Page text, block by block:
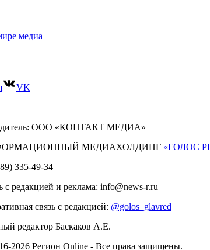
медиа
VK
ООО «КОНТАКТ МЕДИА»
МЕДИАХОЛДИНГ «ГОЛОС
335-49-34
с редакцией и реклама: info@news-r.ru
связь с редакцией: @golos_glavred
редактор Баскаков А.Е.
2026 Регион Online - Все права защищены.